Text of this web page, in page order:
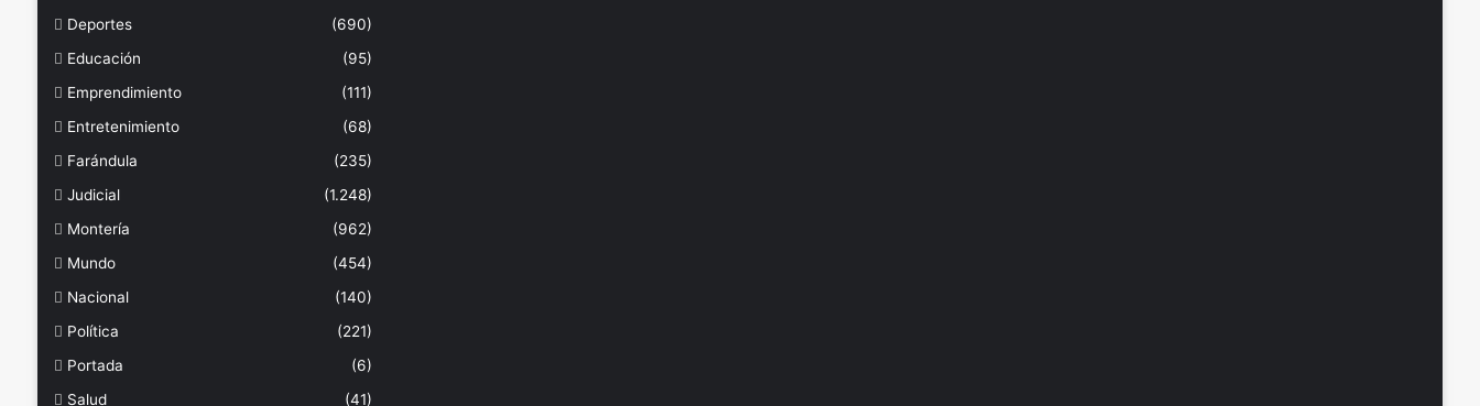
Deportes
(690)
Educación
(95)
Emprendimiento
(111)
Entretenimiento
(68)
Farándula
(235)
Judicial
(1.248)
Montería
(962)
Mundo
(454)
Nacional
(140)
Política
(221)
Portada
(6)
Salud
(41)